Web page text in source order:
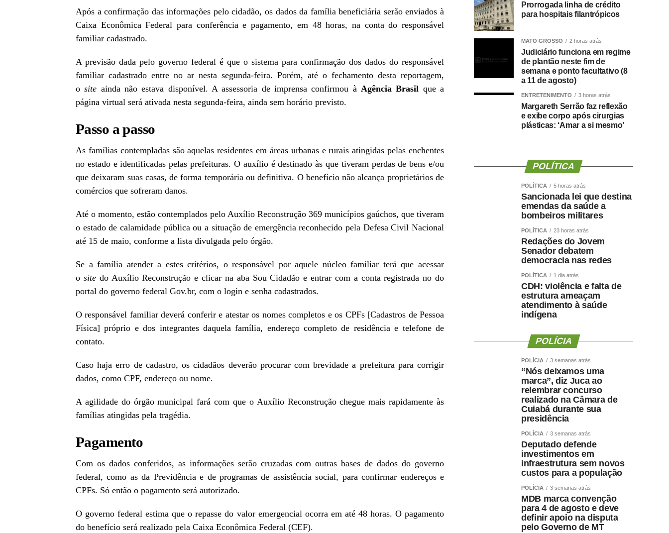
Após a confirmação das informações pelo cidadão, os dados da família beneficiária serão enviados à
Caixa Econômica Federal para conferência e pagamento, em 48 horas, na conta do responsável
familiar cadastrado.
A previsão dada pelo governo federal é que o sistema para confirmação dos dados do responsável
familiar cadastrado entre no ar nesta segunda-feira. Porém, até o fechamento desta reportagem,
osite ainda não estava disponível. A assessoria de imprensa confirmou àAgência Brasil que a
página virtual será ativada nesta segunda-feira, ainda sem horário previsto.
Passo a passo
As famílias contempladas são aquelas residentes em áreas urbanas e rurais atingidas pelas enchentes
no estado e identificadas pelas prefeituras. O auxílio é destinado às que tiveram perdas de bens e/ou
que deixaram suas casas, de forma temporária ou definitiva. O benefício não alcança proprietários de
comércios que sofreram danos.
Até o momento, estão contemplados pelo Auxílio Reconstrução 369 municípios gaúchos, que tiveram
o estado de calamidade pública ou a situação de emergência reconhecido pela Defesa Civil Nacional
até 15 de maio, conforme a lista divulgada pelo órgão.
Se a família atender a estes critérios, o responsável por aquele núcleo familiar terá que acessar
o sitedo Auxílio Reconstrução e clicar na aba Sou Cidadão e entrar com a conta registrada no do
portal do governo federal Gov.br, com o login e senha cadastrados.
O responsável familiar deverá conferir e atestar os nomes completos e os CPFs [Cadastros de Pessoa
Física] próprio e dos integrantes daquela família, endereço completo de residência e telefone de
contato.
Caso haja erro de cadastro, os cidadãos deverão procurar com brevidade a prefeitura para corrigir
dados, como CPF, endereço ou nome.
A agilidade do órgão municipal fará com que o Auxílio Reconstrução chegue mais rapidamente às
famílias atingidas pela tragédia.
Pagamento
Com os dados conferidos, as informações serão cruzadas com outras bases de dados do governo
federal, como as da Previdência e de programas de assistência social, para confirmar endereços e
CPFs. Só então o pagamento será autorizado.
O governo federal estima que o repasse do valor emergencial ocorra em até 48 horas. O pagamento
do benefício será realizado pela Caixa Econômica Federal (CEF).
Prorrogada linha de crédito
para hospitais filantrópicos
MATO GROSSO 2 horas atrás
Judiciário funciona em regime
de plantão neste fim de
semana e ponto facultativo (8
a 11 de agosto)
ENTRETENIMENTO 3 horas atrás
Margareth Serrão faz reflexão
e exibe corpo após cirurgias
plásticas: ‘Amar a si mesmo’
POLÍTICA
POLÍTICA 5 horas atrás
Sancionada lei que destina
emendas da saúde a
bombeiros militares
POLÍTICA 23 horas atrás
Redações do Jovem
Senador debatem
democracia nas redes
POLÍTICA 1 dia atrás
CDH: violência e falta de
estrutura ameaçam
atendimento à saúde
indígena
POLÍCIA
POLÍCIA 3 semanas atrás
“Nós deixamos uma
marca”, diz Juca ao
relembrar concurso
realizado na Câmara de
Cuiabá durante sua
presidência
POLÍCIA 3 semanas atrás
Deputado defende
investimentos em
infraestrutura sem novos
custos para a população
POLÍCIA 3 semanas atrás
MDB marca convenção
para 4 de agosto e deve
definir apoio na disputa
pelo Governo de MT